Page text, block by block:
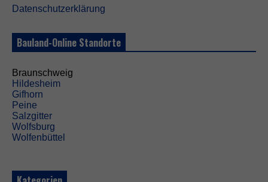
Datenschutzerklärung
Bauland-Online Standorte
Braunschweig
Hildesheim
Gifhorn
Peine
Salzgitter
Wolfsburg
Wolfenbüttel